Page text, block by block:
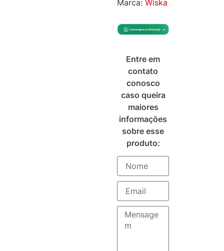
Marca: Wiska
Entre em
contato
conosco
caso queira
maiores
informações
sobre esse
produto: